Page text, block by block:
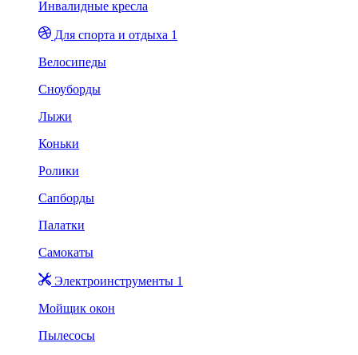
Инвалидные кресла
Для спорта и отдыха 1
Велосипеды
Сноуборды
Лыжи
Коньки
Ролики
Сапборды
Палатки
Самокаты
Электроинструменты 1
Мойщик окон
Пылесосы